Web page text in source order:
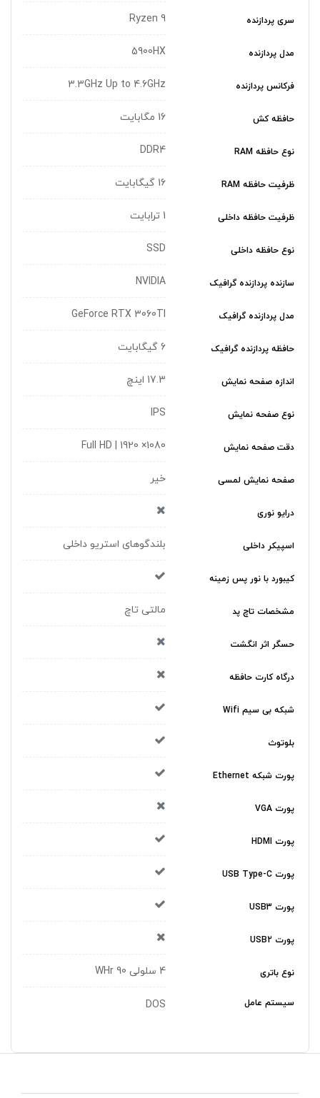
سری پردازنده Ryzen 9
مدل پردازنده 5900HX
فرکانس پردازنده 3.3GHz Up to 4.6GHz
حافظه کش 16 مگابایت
نوع حافظه RAM DDR4
ظرفیت حافظه RAM 16 گیگابایت
ظرفیت حافظه داخلی 1 ترابایت
نوع حافظه داخلی SSD
سازنده پردازنده گرافیک NVIDIA
مدل پردازنده گرافیک GeForce RTX 3060TI
حافظه پردازنده گرافیک 6 گیگابایت
اندازه صفحه نمایش 17.3 اینچ
نوع صفحه نمایش IPS
دقت صفحه نمایش Full HD | 1920 ×1080
صفحه نمایش لمسی خیر
درایو نوری
اسپیکر داخلی بلندگوهای استریو داخلی
کیبورد با نور پس زمینه
مشخصات تاچ پد مالتی تاچ
حسگر اثر انگشت
درگاه کارت حافظه
شبکه بی سیم Wifi
بلوتوث
پورت شبکه Ethernet
پورت VGA
پورت HDMI
پورت USB Type-C
پورت USB3
پورت USB2
نوع باتری 4 سلولی 90 WHr
سیستم عامل DOS